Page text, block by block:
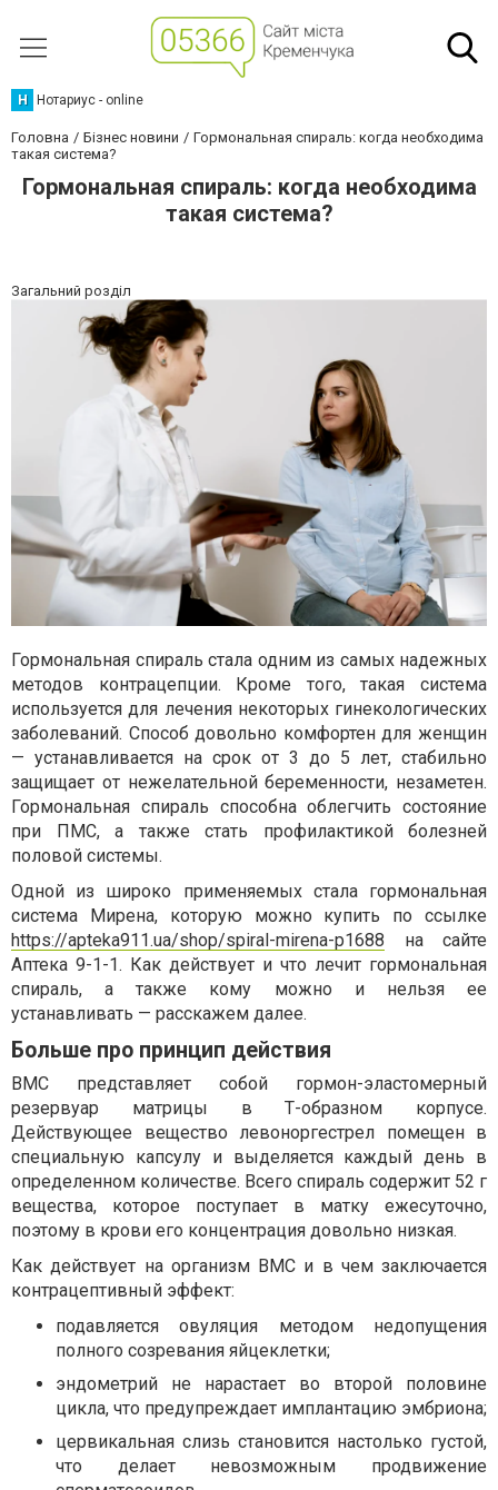
Н Нотариус - online
Головна Бізнес новини
Гормональная спираль: когда необходима
такая система?
Гормональная спираль: когда необходима
такая система?
Загальний розділ
Гормональная спираль стала одним из самых надежных
методов контрацепции. Кроме того, такая система
используется для лечения некоторых гинекологических
заболеваний. Способ довольно комфортен для женщин
— устанавливается на срок от 3 до 5 лет, стабильно
защищает от нежелательной беременности, незаметен.
Гормональная спираль способна облегчить состояние
при ПМС, а также стать профилактикой болезней
половой системы.
Одной из широко применяемых стала гормональная
система Мирена, которую можно купить по ссылке
https://apteka911.ua/shop/spiral-mirena-p1688 на сайте
Аптека 9-1-1. Как действует и что лечит гормональная
спираль, а также кому можно и нельзя ее
устанавливать — расскажем далее.
Больше про принцип действия
ВМС представляет собой гормон-эластомерный
резервуар матрицы в Т-образном корпусе.
Действующее вещество левоноргестрел помещен в
специальную капсулу и выделяется каждый день в
определенном количестве. Всего спираль содержит 52 г
вещества, которое поступает в матку ежесуточно,
поэтому в крови его концентрация довольно низкая.
Как действует на организм ВМС и в чем заключается
контрацептивный эффект:
подавляется овуляция методом недопущения
полного созревания яйцеклетки;
эндометрий не нарастает во второй половине
цикла, что предупреждает имплантацию эмбриона;
цервикальная слизь становится настолько густой,
что делает невозможным продвижение